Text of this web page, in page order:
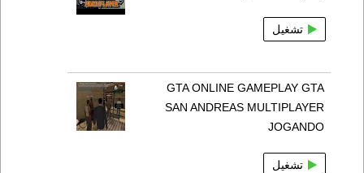
تشغيل
GTA ONLINE GAMEPLAY GTA
SAN ANDREAS MULTIPLAYER
JOGANDO
تشغيل